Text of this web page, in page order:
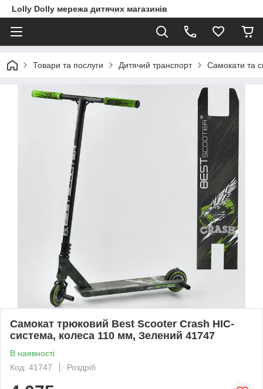
Lolly Dolly мережа дитячих магазинів
Товари та послуги Дитячий транспорт Самокати та
Самокат трюковий Best Scooter Crash HIC-
система, колеса 110 мм, Зелений 41747
В наявності
Код: 41747
Роздріб